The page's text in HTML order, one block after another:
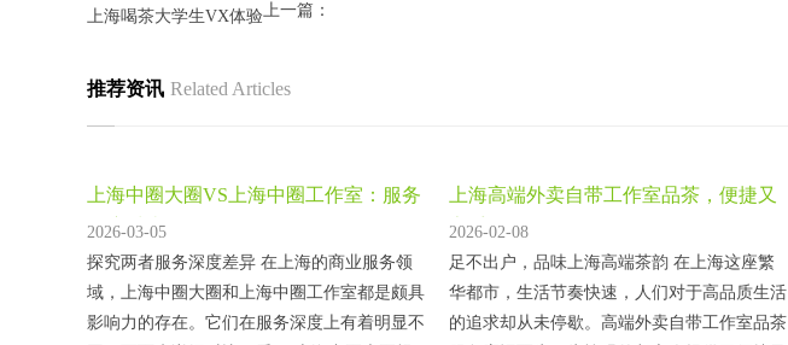
上一篇：
上海喝茶大学生VX体验
推荐资讯 Related Articles
上海中圈大圈VS上海中圈工作室：服务
深度对比
2026-03-05
探究两者服务深度差异 在上海的商业服务领
域，上海中圈大圈和上海中圈工作室都是颇具
影响力的存在。它们在服务深度上有着明显不
上海高端外卖自带工作室品茶，便捷又
享受
2026-02-08
足不出户，品味上海高端茶韵 在上海这座繁
华都市，生活节奏快速，人们对于高品质生活
的追求却从未停歇。高端外卖自带工作室品茶